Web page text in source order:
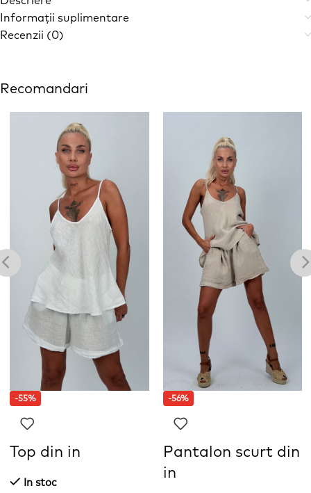
Informații suplimentare
Recenzii (0)
Recomandari
-55%
Top din in
In stoc
-56%
Pantalon scurt din
in